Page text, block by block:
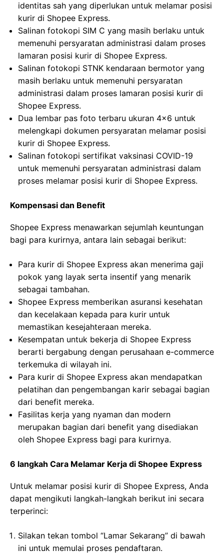
identitas sah yang diperlukan untuk melamar posisi
kurir di Shopee Express.
Salinan fotokopi SIM C yang masih berlaku untuk
memenuhi persyaratan administrasi dalam proses
lamaran posisi kurir di Shopee Express.
Salinan fotokopi STNK kendaraan bermotor yang
masih berlaku untuk memenuhi persyaratan
administrasi dalam proses lamaran posisi kurir di
Shopee Express.
Dua lembar pas foto terbaru ukuran 4×6 untuk
melengkapi dokumen persyaratan melamar posisi
kurir di Shopee Express.
Salinan fotokopi sertifikat vaksinasi COVID-19
untuk memenuhi persyaratan administrasi dalam
proses melamar posisi kurir di Shopee Express.
Kompensasi dan Benefit
Shopee Express menawarkan sejumlah keuntungan
bagi para kurirnya, antara lain sebagai berikut:
Para kurir di Shopee Express akan menerima gaji
pokok yang layak serta insentif yang menarik
sebagai tambahan.
Shopee Express memberikan asuransi kesehatan
dan kecelakaan kepada para kurir untuk
memastikan kesejahteraan mereka.
Kesempatan untuk bekerja di Shopee Express
berarti bergabung dengan perusahaan e-commerce
terkemuka di wilayah ini.
Para kurir di Shopee Express akan mendapatkan
pelatihan dan pengembangan karir sebagai bagian
dari benefit mereka.
Fasilitas kerja yang nyaman dan modern
merupakan bagian dari benefit yang disediakan
oleh Shopee Express bagi para kurirnya.
6 langkah Cara Melamar Kerja di Shopee Express
Untuk melamar posisi kurir di Shopee Express, Anda
dapat mengikuti langkah-langkah berikut ini secara
terperinci:
Silakan tekan tombol “Lamar Sekarang” di bawah
ini untuk memulai proses pendaftaran.